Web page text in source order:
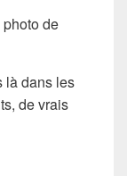
de
là dans les
de vrais